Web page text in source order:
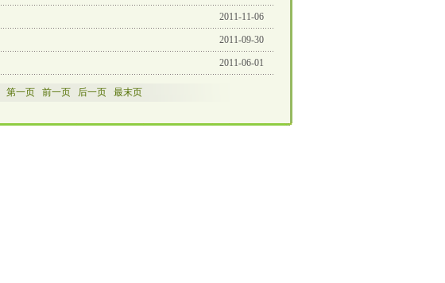
2011-11-06
2011-09-30
2011-06-01
第一页 前一页 后一页 最末页